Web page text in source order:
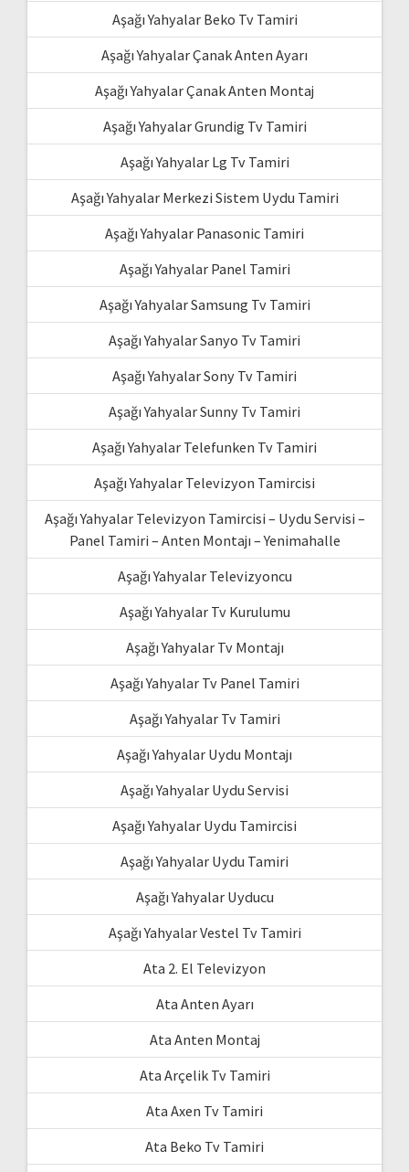
Aşağı Yahyalar Beko Tv Tamiri
Aşağı Yahyalar Çanak Anten Ayarı
Aşağı Yahyalar Çanak Anten Montaj
Aşağı Yahyalar Grundig Tv Tamiri
Aşağı Yahyalar Lg Tv Tamiri
Aşağı Yahyalar Merkezi Sistem Uydu Tamiri
Aşağı Yahyalar Panasonic Tamiri
Aşağı Yahyalar Panel Tamiri
Aşağı Yahyalar Samsung Tv Tamiri
Aşağı Yahyalar Sanyo Tv Tamiri
Aşağı Yahyalar Sony Tv Tamiri
Aşağı Yahyalar Sunny Tv Tamiri
Aşağı Yahyalar Telefunken Tv Tamiri
Aşağı Yahyalar Televizyon Tamircisi
Aşağı Yahyalar Televizyon Tamircisi – Uydu Servisi –
Panel Tamiri – Anten Montajı – Yenimahalle
Aşağı Yahyalar Televizyoncu
Aşağı Yahyalar Tv Kurulumu
Aşağı Yahyalar Tv Montajı
Aşağı Yahyalar Tv Panel Tamiri
Aşağı Yahyalar Tv Tamiri
Aşağı Yahyalar Uydu Montajı
Aşağı Yahyalar Uydu Servisi
Aşağı Yahyalar Uydu Tamircisi
Aşağı Yahyalar Uydu Tamiri
Aşağı Yahyalar Uyducu
Aşağı Yahyalar Vestel Tv Tamiri
Ata 2. El Televizyon
Ata Anten Ayarı
Ata Anten Montaj
Ata Arçelik Tv Tamiri
Ata Axen Tv Tamiri
Ata Beko Tv Tamiri